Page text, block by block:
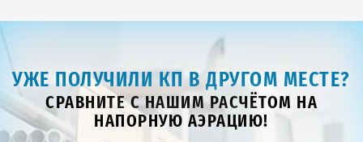
УЖЕ ПОЛУЧИЛИ КП В ДРУГОМ МЕСТЕ?
СРАВНИТЕ С НАШИМ РАСЧЁТОМ НА
НАПОРНУЮ АЭРАЦИЮ!